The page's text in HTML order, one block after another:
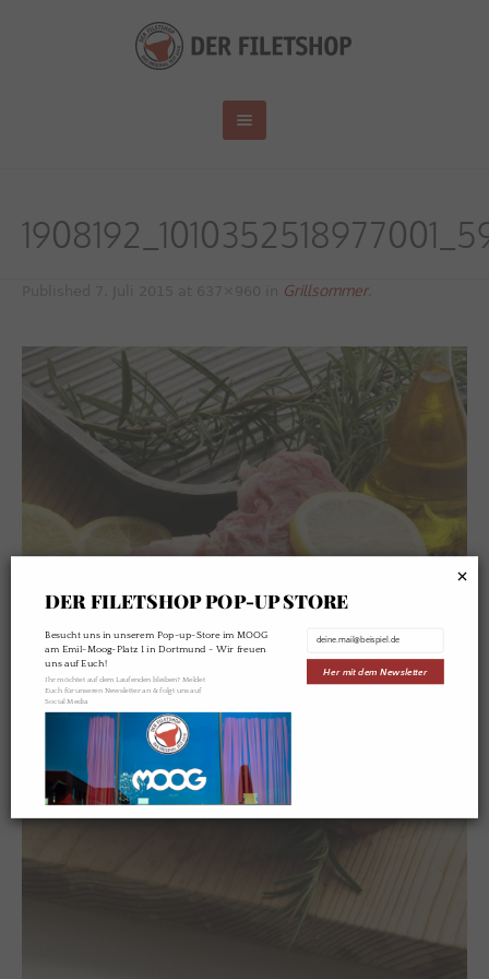
Grillsommer.
DER FILETSHOP POP-UP STORE
Besucht uns in unserem Pop-up-Store im MOOG
am Emil-Moog-Platz 1 in Dortmund - Wir freuen
uns auf Euch!
Ihr möchtet auf dem Laufenden bleiben? Meldet
Euch für unseren Newsletter an & folgt uns auf
Social Media
Her mit dem Newsletter
×